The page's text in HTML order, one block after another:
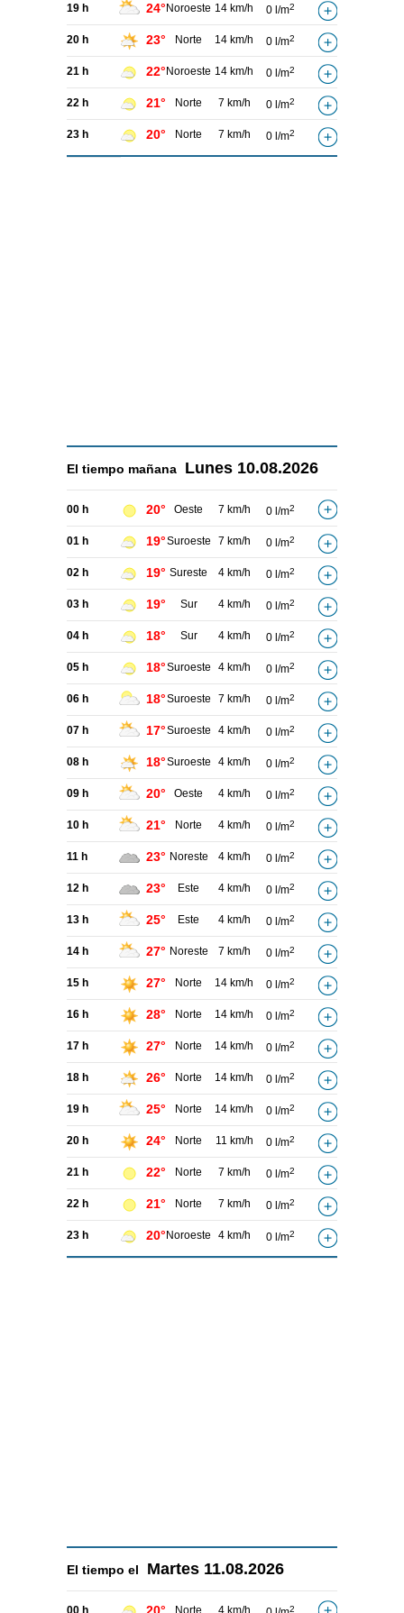
19 h 24° Noroeste 14 km/h 0 l/m2
20 h 23° Norte 14 km/h 0 l/m2
21 h 22° Noroeste 14 km/h 0 l/m2
22 h 21° Norte 7 km/h 0 l/m2
23 h 20° Norte 7 km/h 0 l/m2
El tiempo mañana Lunes 10.08.2026
00 h 20° Oeste 7 km/h 0 l/m2
01 h 19°Suroeste 7 km/h 0 l/m2
02 h 19° Sureste 4 km/h 0 l/m2
03 h 19° Sur 4 km/h 0 l/m2
04 h 18° Sur 4 km/h 0 l/m2
05 h 18°Suroeste 4 km/h 0 l/m2
06 h 18°Suroeste 7 km/h 0 l/m2
07 h 17°Suroeste 4 km/h 0 l/m2
08 h 18°Suroeste 4 km/h 0 l/m2
09 h 20° Oeste 4 km/h 0 l/m2
10 h 21° Norte 4 km/h 0 l/m2
11 h 23° Noreste 4 km/h 0 l/m2
12 h 23° Este 4 km/h 0 l/m2
13 h 25° Este 4 km/h 0 l/m2
14 h 27° Noreste 7 km/h 0 l/m2
15 h 27° Norte 14 km/h 0 l/m2
16 h 28° Norte 14 km/h 0 l/m2
17 h 27° Norte 14 km/h 0 l/m2
18 h 26° Norte 14 km/h 0 l/m2
19 h 25° Norte 14 km/h 0 l/m2
20 h 24° Norte 11 km/h 0 l/m2
21 h 22° Norte 7 km/h 0 l/m2
22 h 21° Norte 7 km/h 0 l/m2
23 h 20° Noroeste 4 km/h 0 l/m2
El tiempo el Martes 11.08.2026
2